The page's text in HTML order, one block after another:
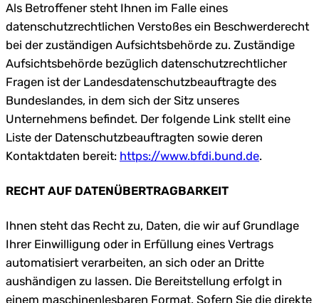
Als Betroffener steht Ihnen im Falle eines
datenschutzrechtlichen Verstoßes ein Beschwerderecht
bei der zuständigen Aufsichtsbehörde zu. Zuständige
Aufsichtsbehörde bezüglich datenschutzrechtlicher
Fragen ist der Landesdatenschutzbeauftragte des
Bundeslandes, in dem sich der Sitz unseres
Unternehmens befindet. Der folgende Link stellt eine
Liste der Datenschutzbeauftragten sowie deren
Kontaktdaten bereit: https://www.bfdi.bund.de.
RECHT AUF DATENÜBERTRAGBARKEIT
Ihnen steht das Recht zu, Daten, die wir auf Grundlage
Ihrer Einwilligung oder in Erfüllung eines Vertrags
automatisiert verarbeiten, an sich oder an Dritte
aushändigen zu lassen. Die Bereitstellung erfolgt in
einem maschinenlesbaren Format. Sofern Sie die direkte